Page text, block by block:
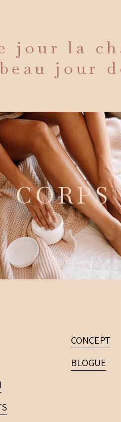
jour la
jour
CORPS
CONCEPT
BLOGUE